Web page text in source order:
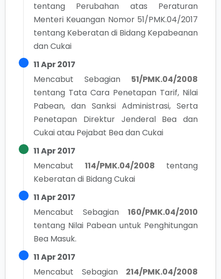
tentang Perubahan atas Peraturan
Menteri Keuangan Nomor 51/PMK.04/2017
tentang Keberatan di Bidang Kepabeanan
dan Cukai
11 Apr 2017
Mencabut Sebagian 51/PMK.04/2008
tentang Tata Cara Penetapan Tarif, Nilai
Pabean, dan Sanksi Administrasi, Serta
Penetapan Direktur Jenderal Bea dan
Cukai atau Pejabat Bea dan Cukai
11 Apr 2017
Mencabut
114/PMK.04/2008
tentang
Keberatan di Bidang Cukai
11 Apr 2017
Mencabut Sebagian 160/PMK.04/2010
tentang Nilai Pabean untuk Penghitungan
Bea Masuk.
11 Apr 2017
Mencabut Sebagian 214/PMK.04/2008